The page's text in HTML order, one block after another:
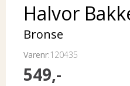
Halvor
Bronse
Varenr:120435
549,-